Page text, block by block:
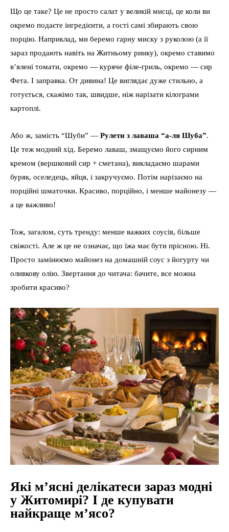
Що це таке? Це не просто салат у великій мисці, це коли ви
окремо подаєте інгредієнти, а гості самі збирають свою
порцію. Наприклад, ми беремо гарну миску з руколою (а її
зараз продають навіть на Житньому ринку), окремо ставимо
в’ялені томати, окремо — куряче філе-гриль, окремо — сир
Фета. І заправка. От дивина! Це виглядає дуже стильно, а
готується, скажімо так, швидше, ніж нарізати кілограми
картоплі.
Або ж, замість “Шуби” — Рулети з лаваша “а-ля Шуба”.
Це теж модний хід. Беремо лаваш, змащуємо його сирним
кремом (вершковий сир + сметана), викладаємо шарами
буряк, оселедець, яйця, і закручуємо. Потім нарізаємо на
порційні шматочки. Красиво, порційно, і менше майонезу —
а це важливо!
Тож, загалом, суть тренду: менше важких соусів, більше
свіжості. Але ж це не означає, що їжа має бути прісною. Ні.
Просто замінюємо майонез на домашній соус з йогурту чи
оливкову олію. Звертання до читача: бачите, все можна
зробити красиво?
Які м’ясні делікатеси зараз модні
у Житомирі? І де купувати
найкраще м’ясо?